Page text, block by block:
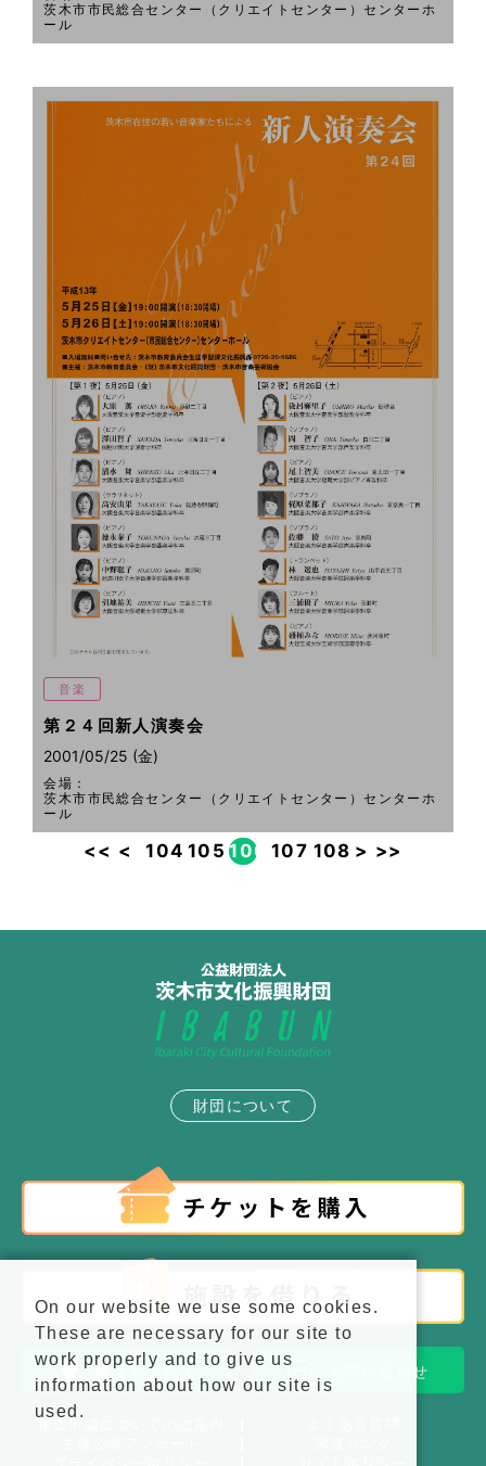
茨木市市民総合センター（クリエイトセンター）センターホ
ール
音楽
第２４回新人演奏会
2001/05/25 (金)
会場：
茨木市市民総合センター（クリエイトセンター）センターホ
ール
<< < 104 105 106 107 108 > >>
財団について
施設アクセス お問い合わせ
On our website we use some cookies.
These are necessary for our site to
work properly and to give us
information about how our site is
used.